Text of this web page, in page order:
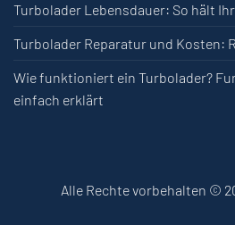
Turbolader Lebensdauer: So hält
Turbolader Reparatur und Kosten:
Wie funktioniert ein Turbolader?
einfach erklärt
Alle Rechte vorbehalten ©